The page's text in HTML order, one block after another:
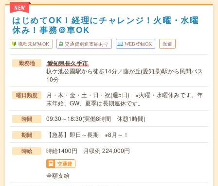
NEW
はじめてOK！経理にチャレンジ！火曜・水曜
休み！事務＠車OK
職種未経験OK 交通費別途支給あり WEB登録OK 派遣
勤務地 愛知県長久手市
杁ケ池公園駅から徒歩14分／藤が丘(愛知県)駅から民間バス
10分
曜日頻度
月・木・金・土・日・祝(週5日) ※火曜・水曜休みです。年
末年始、GW、夏季は長期連休です。
時間 09:30～18:30(実働8時間 休憩1時間)
期間 【急募】即日～長期 ※8月～！
時給 時給1400円 月収例 224,000円
交通費
全額支給